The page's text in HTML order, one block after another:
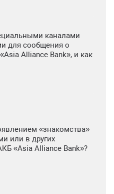
каналами
для сообщения о
Alliance Bank», и как
«знакомства»
или в других
«Asia Alliance Bank»?